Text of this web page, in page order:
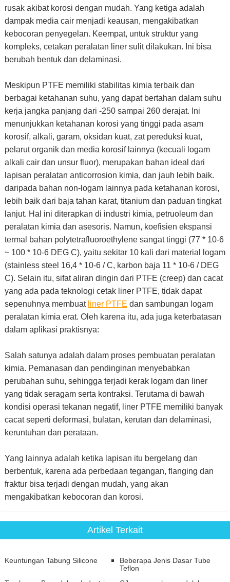
rusak akibat korosi dengan mudah. Yang ketiga adalah
dampak media cair menjadi keausan, mengakibatkan
kebocoran penyegelan. Keempat, untuk struktur yang
kompleks, cetakan peralatan liner sulit dilakukan. Ini bisa
berubah bentuk dan delaminasi.
Meskipun PTFE memiliki stabilitas kimia terbaik dan
berbagai ketahanan suhu, yang dapat bertahan dalam suhu
kerja jangka panjang dari -250 sampai 260 derajat. Ini
menunjukkan ketahanan korosi yang tinggi pada asam
korosif, alkali, garam, oksidan kuat, zat pereduksi kuat,
pelarut organik dan media korosif lainnya (kecuali logam
alkali cair dan unsur fluor), merupakan bahan ideal dari
lapisan peralatan anticorrosion kimia, dan jauh lebih baik.
daripada bahan non-logam lainnya pada ketahanan korosi,
lebih baik dari baja tahan karat, titanium dan paduan tingkat
lanjut. Hal ini diterapkan di industri kimia, petruoleum dan
peralatan kimia dan asesoris. Namun, koefisien ekspansi
termal bahan polytetrafluoroethylene sangat tinggi (77 * 10-6
~ 100 * 10-6 DEG C), yaitu sekitar 10 kali dari material logam
(stainless steel 16,4 * 10-6 / C, karbon baja 11 * 10-6 / DEG
C). Selain itu, sifat aliran dingin dari PTFE (creep) dan cacat
yang ada pada teknologi cetak liner PTFE, tidak dapat
sepenuhnya membuat liner PTFE dan sambungan logam
peralatan kimia erat. Oleh karena itu, ada juga keterbatasan
dalam aplikasi praktisnya:
Salah satunya adalah dalam proses pembuatan peralatan
kimia. Pemanasan dan pendinginan menyebabkan
perubahan suhu, sehingga terjadi kerak logam dan liner
yang tidak seragam serta kontraksi. Terutama di bawah
kondisi operasi tekanan negatif, liner PTFE memiliki banyak
cacat seperti deformasi, bulatan, kerutan dan delaminasi,
keruntuhan dan perataan.
Yang lainnya adalah ketika lapisan itu bergelang dan
berbentuk, karena ada perbedaan tegangan, flanging dan
fraktur bisa terjadi dengan mudah, yang akan
mengakibatkan kebocoran dan korosi.
Artikel Terkait
Keuntungan Tabung Silicone
Beberapa Jenis Dasar Tube
Teflon